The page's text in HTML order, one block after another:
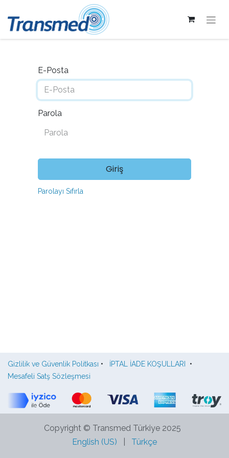
E-Posta
Parola
Giriş
Parolayı Sıfırla
Gizlilik ve Güvenlik Politkası • İPTAL İADE KOŞULLARI
•
Mesafeli Satş Sözleşmesi
Copyright © Transmed Türkiye 2025
English (US)
Türkçe